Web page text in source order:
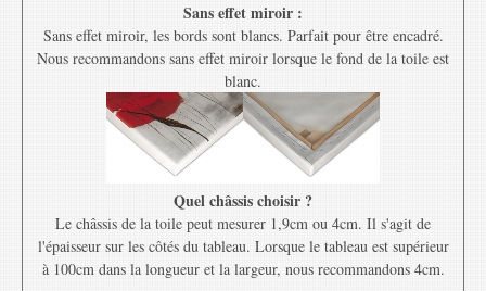
Sans effet miroir :
Sans effet miroir, les bords sont blancs. Parfait pour être encadré.
Nous recommandons sans effet miroir lorsque le fond de la toile est
blanc.
Quel châssis choisir ?
Le châssis de la toile peut mesurer 1,9cm ou 4cm. Il s'agit de
l'épaisseur sur les côtés du tableau. Lorsque le tableau est supérieur
à 100cm dans la longueur et la largeur, nous recommandons 4cm.